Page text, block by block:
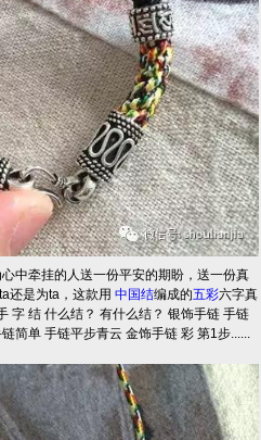
心中牵挂的人送一份平安的期盼，送一份真
还是为ta，这款用中国结编成的五彩六字真
字 结 什么结？ 有什么结？ 银饰手链 手链
简单 手链平步青云 金饰手链 彩 第1步......